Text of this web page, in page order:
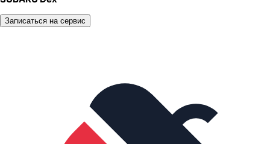
Записаться на сервис